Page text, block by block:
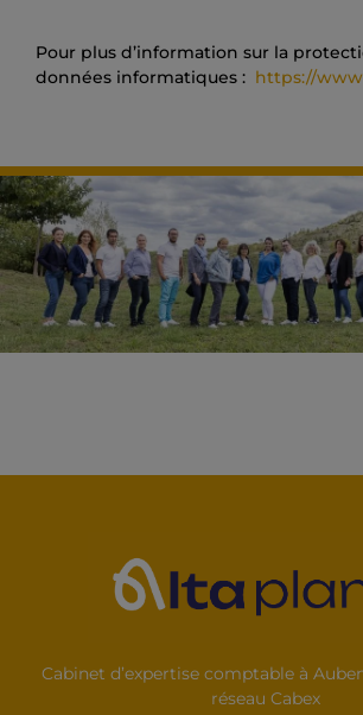
Pour plus d’information sur la
données informatiques : https://
Cabinet d’expertise comptable à
réseau Cabex